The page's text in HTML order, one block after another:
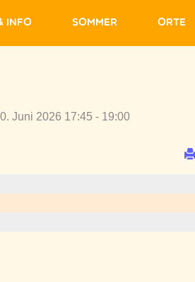
Info Sommer Orte
Juni 2026 17:45 - 19:00